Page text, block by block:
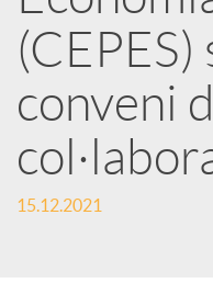
S
o
c
(CEPES)
conveni
15.12.2021